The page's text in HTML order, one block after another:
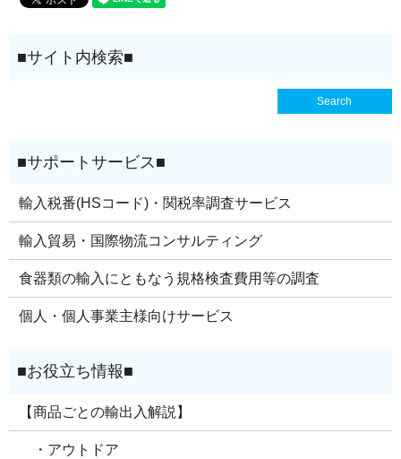
輸入税番(HSコード)・関税率調査サービス
輸入貿易・国際物流コンサルティング
食器類の輸入にともなう規格検査費用等の調査
個人・個人事業主様向けサービス
【商品ごとの輸出入解説】
・アウトドア